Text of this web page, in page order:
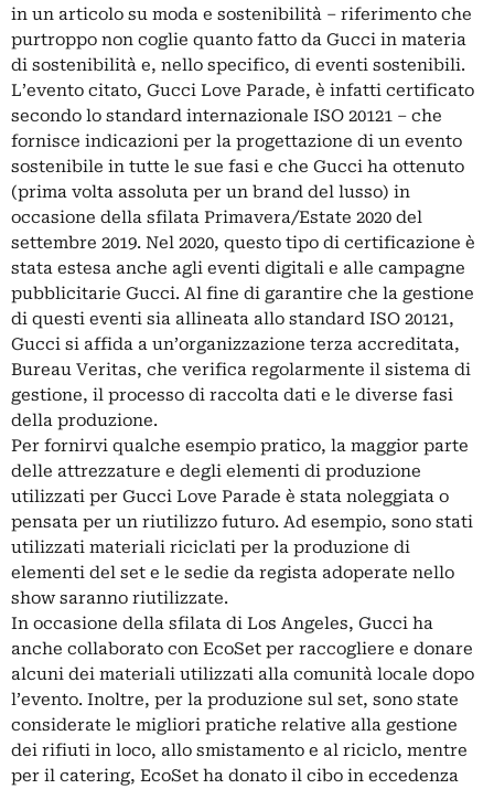
in un articolo su moda e sostenibilità ‒ riferimento che
purtroppo non coglie quanto fatto da Gucci in materia
di sostenibilità e, nello specifico, di eventi sostenibili.
L’evento citato, Gucci Love Parade, è infatti certificato
secondo lo standard internazionale ISO 20121 ‒ che
fornisce indicazioni per la progettazione di un evento
sostenibile in tutte le sue fasi e che Gucci ha ottenuto
(prima volta assoluta per un brand del lusso) in
occasione della sfilata Primavera/Estate 2020 del
settembre 2019. Nel 2020, questo tipo di certificazione è
stata estesa anche agli eventi digitali e alle campagne
pubblicitarie Gucci. Al fine di garantire che la gestione
di questi eventi sia allineata allo standard ISO 20121,
Gucci si affida a un’organizzazione terza accreditata,
Bureau Veritas, che verifica regolarmente il sistema di
gestione, il processo di raccolta dati e le diverse fasi
della produzione.
Per fornirvi qualche esempio pratico, la maggior parte
delle attrezzature e degli elementi di produzione
utilizzati per Gucci Love Parade è stata noleggiata o
pensata per un riutilizzo futuro. Ad esempio, sono stati
utilizzati materiali riciclati per la produzione di
elementi del set e le sedie da regista adoperate nello
show saranno riutilizzate.
In occasione della sfilata di Los Angeles, Gucci ha
anche collaborato con EcoSet per raccogliere e donare
alcuni dei materiali utilizzati alla comunità locale dopo
l’evento. Inoltre, per la produzione sul set, sono state
considerate le migliori pratiche relative alla gestione
dei rifiuti in loco, allo smistamento e al riciclo, mentre
per il catering, EcoSet ha donato il cibo in eccedenza